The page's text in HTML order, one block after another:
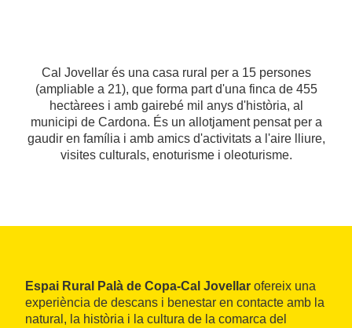
Cal Jovellar és una casa rural per a 15 persones
(ampliable a 21), que forma part d'una finca de 455
hectàrees i amb gairebé mil anys d'història, al
municipi de Cardona. És un allotjament pensat per a
gaudir en família i amb amics d'activitats a l'aire lliure,
visites culturals, enoturisme i oleoturisme.
Espai Rural Palà de Copa-Cal Jovellar ofereix una
experiència de descans i benestar en contacte amb la
natural, la història i la cultura de la comarca del